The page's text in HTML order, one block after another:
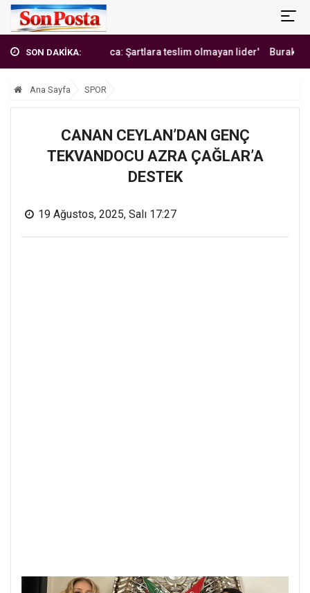
SON DAKİKA:
'Erbakan Hoca: Şartlara teslim olmayan lider' Burak Yılmaz'dan
Ana Sayfa SPOR
CANAN CEYLAN’DAN GENÇ
TEKVANDOCU AZRA ÇAĞLAR’A
DESTEK
19 Ağustos, 2025, Salı 17:27